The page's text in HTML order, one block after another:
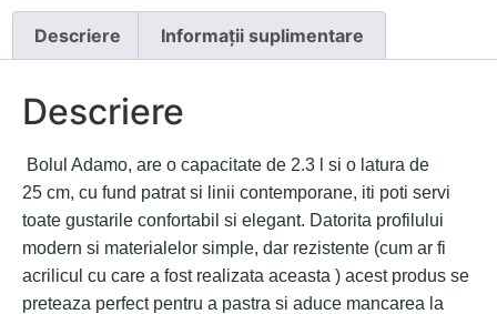
Descriere Informații suplimentare
Descriere
Bolul Adamo, are o capacitate de 2.3 l si o latura de
25 cm, cu fund patrat si linii contemporane, iti poti servi
toate gustarile confortabil si elegant. Datorita profilului
modern si materialelor simple, dar rezistente (cum ar fi
acrilicul cu care a fost realizata aceasta ) acest produs se
preteaza perfect pentru a pastra si aduce mancarea la